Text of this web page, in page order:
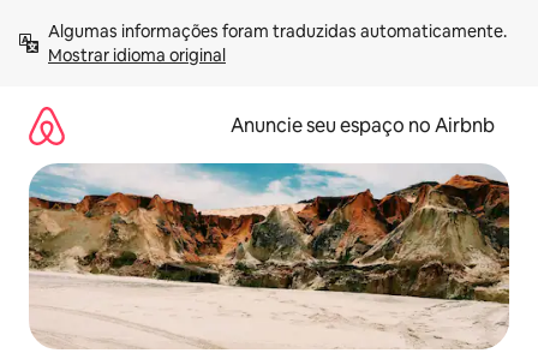
para
Mostrar idioma original
Anuncie seu espaço no Airbnb